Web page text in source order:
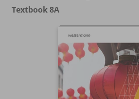
Textbook 8A